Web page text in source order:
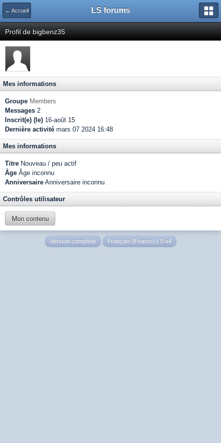
← Accueil LS forums
Profil de bigbenz35
Mes informations
Groupe Members
Messages 2
Inscrit(e) (le) 16-août 15
Dernière activité mars 07 2024 16:48
Mes informations
Titre Nouveau / peu actif
Âge Âge inconnu
Anniversaire Anniversaire inconnu
Contrôles utilisateur
Mon contenu
Version complète Français (France) LS v4